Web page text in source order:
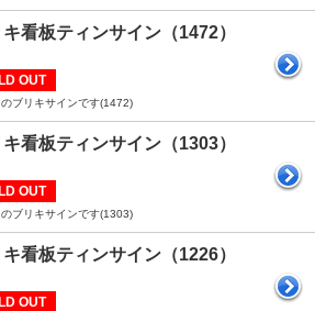
看板ティンサイン（1472）
OUT
のブリキサインです(1472)
看板ティンサイン（1303）
OUT
のブリキサインです(1303)
看板ティンサイン（1226）
OUT